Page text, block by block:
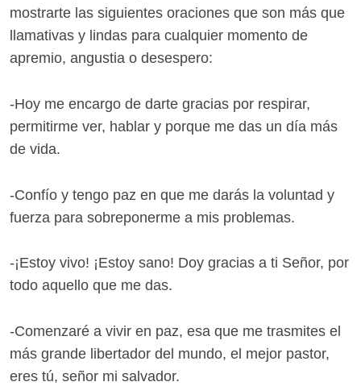
mostrarte las siguientes oraciones que son más que
llamativas y lindas para cualquier momento de
apremio, angustia o desespero:
-Hoy me encargo de darte gracias por respirar,
permitirme ver, hablar y porque me das un día más
de vida.
-Confío y tengo paz en que me darás la voluntad y
fuerza para sobreponerme a mis problemas.
-¡Estoy vivo! ¡Estoy sano! Doy gracias a ti Señor, por
todo aquello que me das.
-Comenzaré a vivir en paz, esa que me trasmites el
más grande libertador del mundo, el mejor pastor,
eres tú, señor mi salvador.